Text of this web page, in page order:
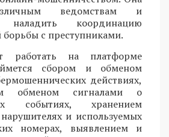
ведомствам и
наладить координацию
борьбы с преступниками.
работать на платформе
сбором и обменом
действиях,
обменом сигналами о
событиях, хранением
и используемых
номерах, выявлением и